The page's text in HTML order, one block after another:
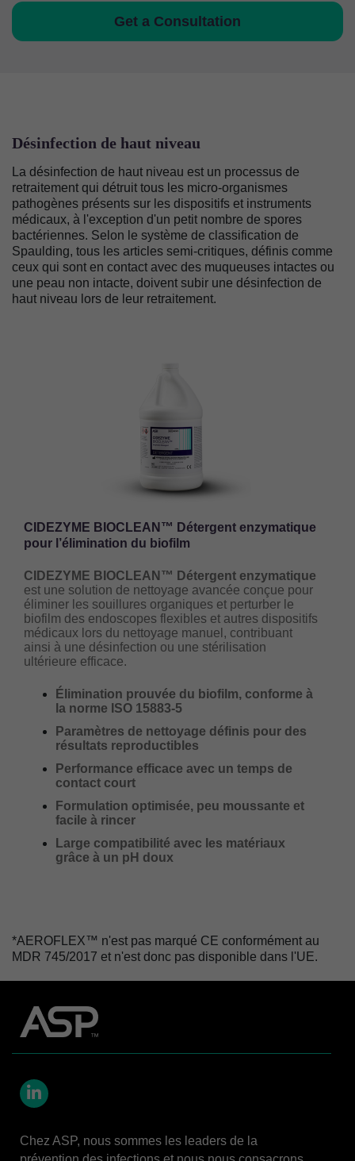
Get a Consultation
Désinfection de haut niveau
La désinfection de haut niveau est un processus de
retraitement qui détruit tous les micro-organismes
pathogènes présents sur les dispositifs et instruments
médicaux, à l'exception d'un petit nombre de spores
bactériennes. Selon le système de classification de
Spaulding, tous les articles semi-critiques, définis comme
ceux qui sont en contact avec des muqueuses intactes ou
une peau non intacte, doivent subir une désinfection de
haut niveau lors de leur retraitement.
CIDEZYME BIOCLEAN™ Détergent enzymatique
pour l’élimination du biofilm
CIDEZYME BIOCLEAN™ Détergent enzymatique
est une solution de nettoyage avancée conçue pour
éliminer les souillures organiques et perturber le
biofilm des endoscopes flexibles et autres dispositifs
médicaux lors du nettoyage manuel, contribuant
ainsi à une désinfection ou une stérilisation
ultérieure efficace.
Élimination prouvée du biofilm, conforme à
la norme ISO 15883-5
Paramètres de nettoyage définis pour des
résultats reproductibles
Performance efficace avec un temps de
contact court
Formulation optimisée, peu moussante et
facile à rincer
Large compatibilité avec les matériaux
grâce à un pH doux
*AEROFLEX™ n'est pas marqué CE conformément au
MDR 745/2017 et n'est donc pas disponible dans l'UE.
Chez ASP, nous sommes les leaders de la